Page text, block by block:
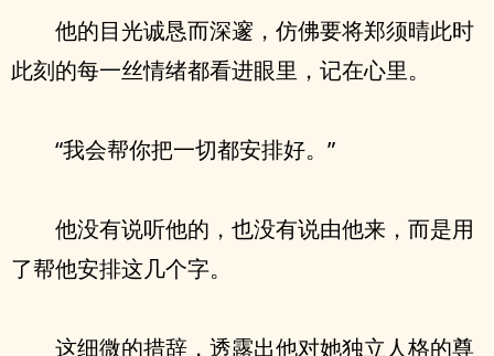
他的目光诚恳而深邃，仿佛要将郑须晴此时
此刻的每一丝情绪都看进眼里，记在心里。
“我会帮你把一切都安排好。”
他没有说听他的，也没有说由他来，而是用
了帮他安排这几个字。
这细微的措辞，透露出他对她独立人格的尊